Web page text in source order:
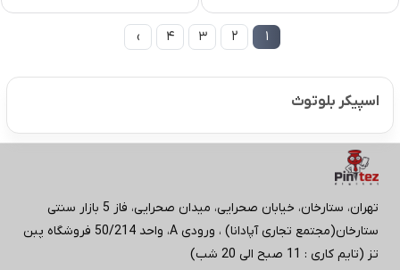
1
2
3
4
›
اسپیکر بلوتوث
تهران، ستارخان، خیابان صحرایی، میدان صحرایی، فاز 5 بازار سنتی
ستارخان(مجتمع تجاری آپادانا) ، ورودی A، واحد 50/214 فروشگاه پبن
تز (تایم کاری : 11 صبح الی 20 شب)